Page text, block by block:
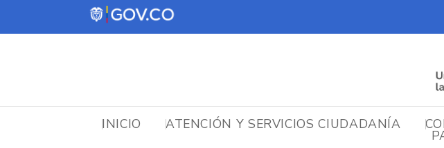
INICIO ATENCIÓN Y SERVICIOS CIUDADANÍA